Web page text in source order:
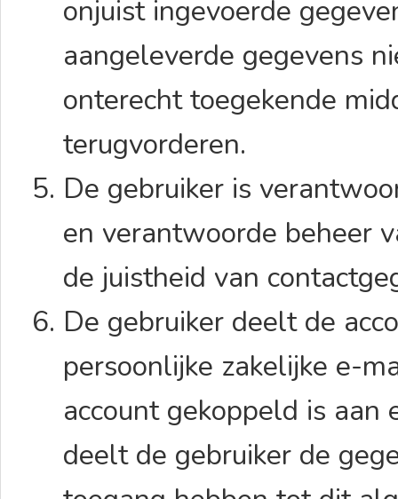
onjuist ingevoerde
aangeleverde gegevens
onterecht toegekende
terugvorderen.
De gebruiker is
en verantwoorde beheer
de juistheid van
De gebruiker deelt de
persoonlijke zakelijke e-
account gekoppeld is
deelt de gebruiker de